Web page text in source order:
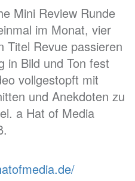
Mini Review Runde
im Monat, vier
Titel Revue passieren
in Bild und Ton fest
vollgestopft mit
und Anekdoten zu
a Hat of Media